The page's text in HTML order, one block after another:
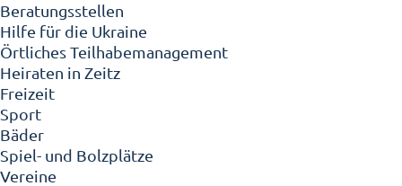
Beratungsstellen
Hilfe für die Ukraine
Örtliches Teilhabemanagement
Heiraten in Zeitz
Freizeit
Sport
Bäder
Spiel- und Bolzplätze
Vereine